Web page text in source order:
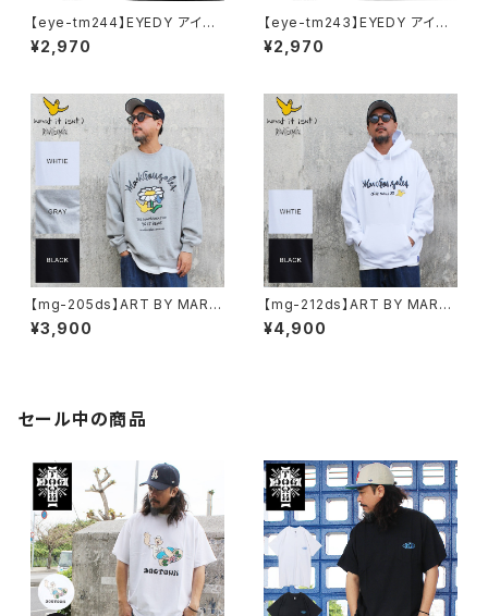
【eye-tm244】EYEDY アイデ
ィー BITTER ショートスリーブ
Tシャツ 大きいサイズ WHTIE
¥2,970
【eye-tm243】EYEDY アイデ
ィー UBITTER ショートスリー
ブTシャツ 大きいサイズ WHTI
¥2,970
【mg-205ds】ART BY MARK
GONZALE ( What it isNt ワッ
トイットイズント) アートバイ マ
¥3,900
【mg-212ds】ART BY MARK
GONZALE ( What it isNt ワッ
トイットイズント) アートバイ マ
¥4,900
セール中の商品